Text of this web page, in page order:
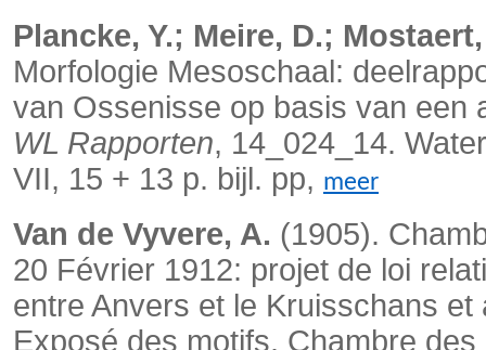
Plancke, Y.; Meire, D.; Mostaert,
Morfologie Mesoschaal:
van Ossenisse op basis van een
WL Rapporten, 14_024_14.
VII, 15 + 13 p. bijl. pp, meer
Van de Vyvere, A. (1905).
20 Février 1912: projet de loi
entre Anvers et le Kruisschans
Exposé des motifs. Chambre